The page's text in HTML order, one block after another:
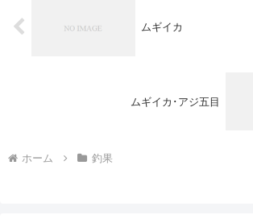
ムギイカ
ムギイカ･アジ五目
ホーム 釣果